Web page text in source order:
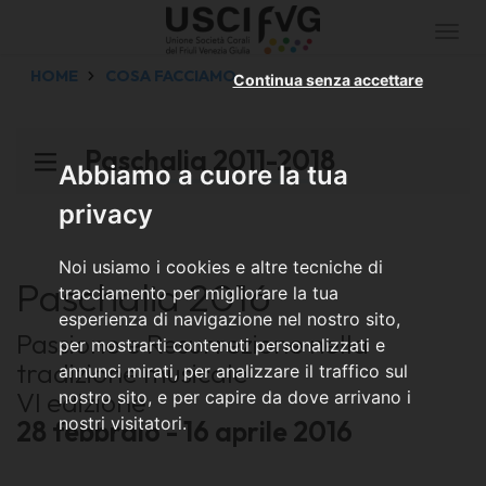
Abbiamo a cuore la tua
privacy
Noi usiamo i cookies e altre tecniche di
tracciamento per migliorare la tua
esperienza di navigazione nel nostro sito,
per mostrarti contenuti personalizzati e
annunci mirati, per analizzare il traffico sul
nostro sito, e per capire da dove arrivano i
nostri visitatori.
Continua senza accettare
HOME COSA FACCIAMO
Paschalia 2011-2018
Paschalia 2016
Passione e Resurrezione nella
tradizione musicale
VI edizione
28 febbraio - 16 aprile 2016